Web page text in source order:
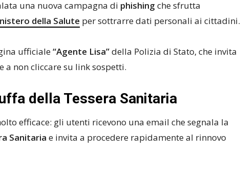
una nuova campagna di phishing che sfrutta
della Salute per sottrarre dati personali ai cittadini.
ufficiale“Agente Lisa”della Polizia di Stato, che invita
a non cliccare su link sospetti.
della Tessera Sanitaria
efficace: gli utenti ricevono una email che segnala la
Sanitaria e invita a procedere rapidamente al rinnovo